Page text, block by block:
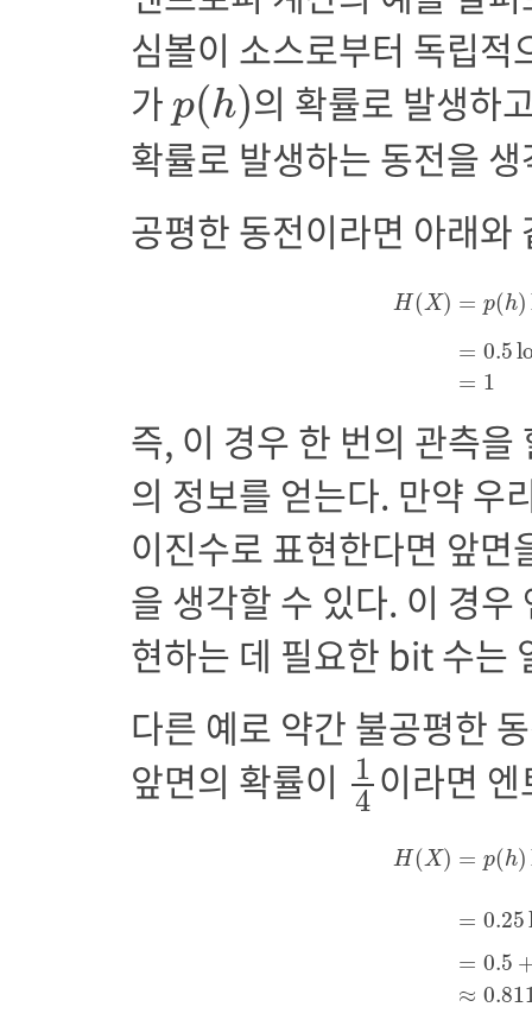
심볼이 소스로부터 독립
가 p(h)
p(h)의 확률로 발생하
확률로 발생하는 동전을
공평한 동전이라면 아래와
H(X) = p(h)
= 0.5
= 1
즉, 이 경우 한 번의 관측
의 정보를 얻는다. 만약 우
이진수로 표현한다면 앞
을 생각할 수 있다. 이 경
현하는 데 필요한 bit 수는
다른 예로 약간 불공평한
앞면의 확률이
1
4
14
이라면
H(X) = p(h)
= 0.25
= 0.5
≈